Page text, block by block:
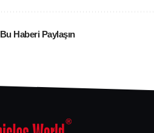
Bu Haberi Paylaşın